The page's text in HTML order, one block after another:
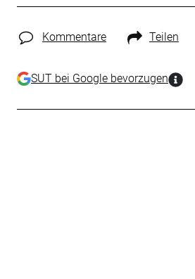
Kommentare Teilen
SUT bei Google bevorzugen